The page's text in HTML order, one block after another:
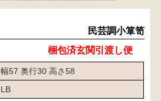
民芸調小箪笥
梱包済玄関引渡し便
幅57 奥行30 高さ58
LB